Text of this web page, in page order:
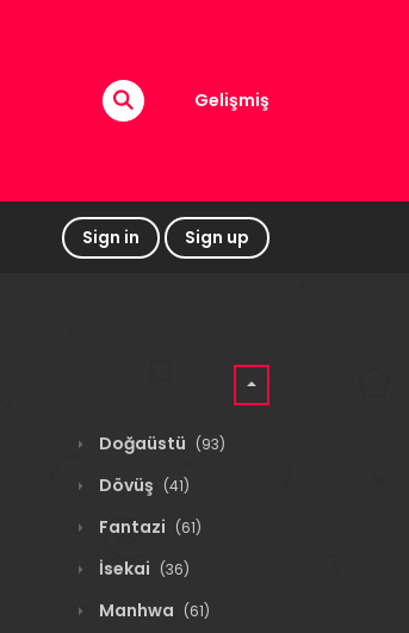
Gelişmiş
Sign in Sign up
Doğaüstü (93)
Dövüş (41)
Fantazi (61)
İsekai (36)
Manhwa (61)